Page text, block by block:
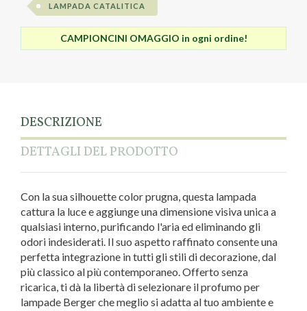
LAMPADA CATALITICA
CAMPIONCINI OMAGGIO in ogni ordine!
DESCRIZIONE
DETTAGLI DEL PRODOTTO
Con la sua silhouette color prugna, questa lampada
cattura la luce e aggiunge una dimensione visiva unica a
qualsiasi interno, purificando l'aria ed eliminando gli
odori indesiderati. Il suo aspetto raffinato consente una
perfetta integrazione in tutti gli stili di decorazione, dal
più classico al più contemporaneo. Offerto senza
ricarica, ti dà la libertà di selezionare il profumo per
lampade Berger che meglio si adatta al tuo ambiente e